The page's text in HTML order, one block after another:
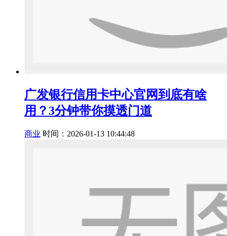
广发银行信用卡中心官网到底有啥
用？3分钟带你摸透门道
商业 时间：2026-01-13 10:44:48